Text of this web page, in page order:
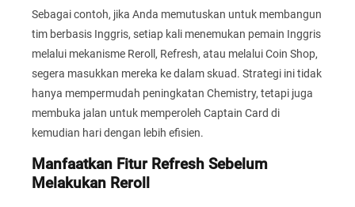
Sebagai contoh, jika Anda memutuskan untuk membangun
tim berbasis Inggris, setiap kali menemukan pemain Inggris
melalui mekanisme Reroll, Refresh, atau melalui Coin Shop,
segera masukkan mereka ke dalam skuad. Strategi ini tidak
hanya mempermudah peningkatan Chemistry, tetapi juga
membuka jalan untuk memperoleh Captain Card di
kemudian hari dengan lebih efisien.
Manfaatkan Fitur Refresh Sebelum
Melakukan Reroll